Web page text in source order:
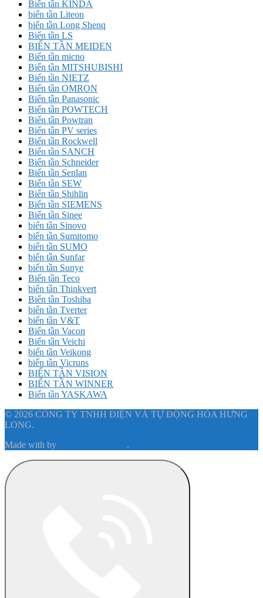
Biến tần KINDA
biến tần Liteon
biến tần Long Shenq
Biến tần LS
BIẾN TẦN MEIDEN
Biến tần micno
Biến tần MITSHUBISHI
Biến tần NIETZ
Biến tần OMRON
Biến tần Panasonic
Biến tần POWTECH
Biến tần Powtran
Biến tần PV series
Biến tần Rockwell
Biến tần SANCH
Biến tần Schneider
Biến tần Senlan
Biến tần SEW
Biến tần Shihlin
Biến tần SIEMENS
Biến tần Sinee
biến tần Sinovo
biến tần Sumitomo
biến tần SUMO
biến tần Sunfar
biến tần Sunye
Biến tần Teco
biến tần Thinkvert
Biến tần Toshiba
biến tần Tverter
biến tần V&T
Biến tần Vacon
Biến tần Veichi
biến tần Veikong
biến tần Vicruns
BIẾN TẦN VISION
BIẾN TẦN WINNER
Biến tần YASKAWA
© 2026 CÔNG TY TNHH ĐIỆN VÀ TỰ ĐỘNG HÓA HƯNG
LONG.
Made with by .